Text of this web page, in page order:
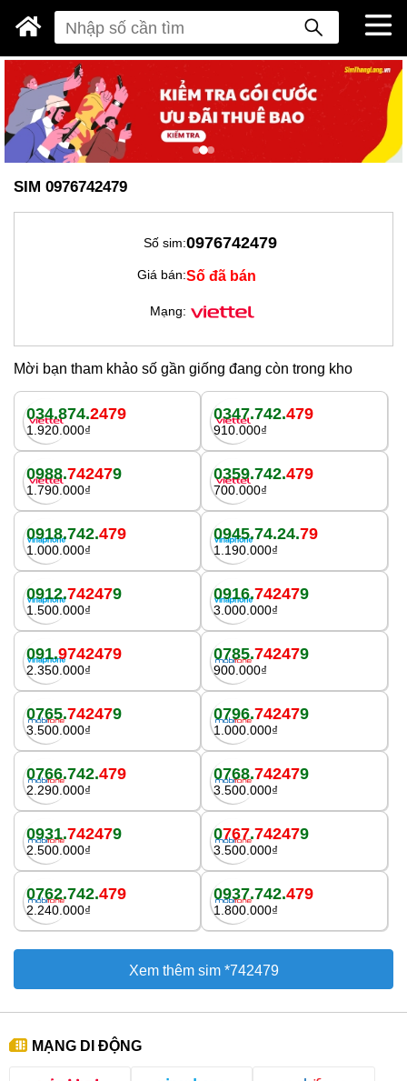
SIM 0976742479
Số sim:0976742479
Giá bán:Số đã bán
Mạng:
Mời bạn tham khảo số gần giống đang còn trong kho
034.874.2479
1.920.000₫
0347.742.479
910.000₫
0988.742479
1.790.000₫
0359.742.479
700.000₫
0918.742.479
1.000.000₫
0945.74.24.79
1.190.000₫
0912.742479
1.500.000₫
0916.742479
3.000.000₫
091.9742479
2.350.000₫
0785.742479
900.000₫
0765.742479
3.500.000₫
0796.742479
1.000.000₫
0766.742.479
2.290.000₫
0768.742479
3.500.000₫
0931.742479
2.500.000₫
0767.742479
3.500.000₫
0762.742.479
2.240.000₫
0937.742.479
1.800.000₫
Xem thêm sim *742479
MẠNG DI ĐỘNG